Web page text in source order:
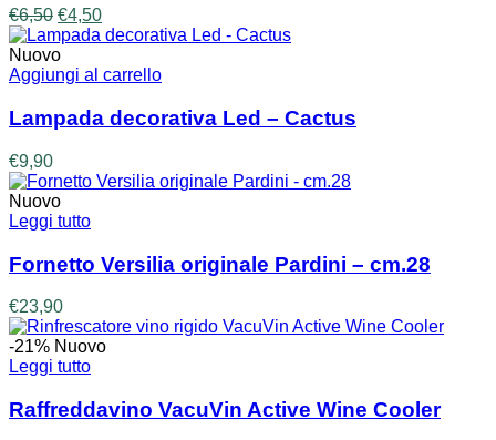
€6,50 Il
prezzo
originale
era:
€4,50Il
prezzo
è:
Nuovo
Aggiungi al carrello
Lampada decorativa Led – Cactus
€9,90
Nuovo
Leggi tutto
Fornetto Versilia originale Pardini – cm.28
€23,90
-21% Nuovo
Leggi tutto
Raffreddavino VacuVin Active Wine Cooler